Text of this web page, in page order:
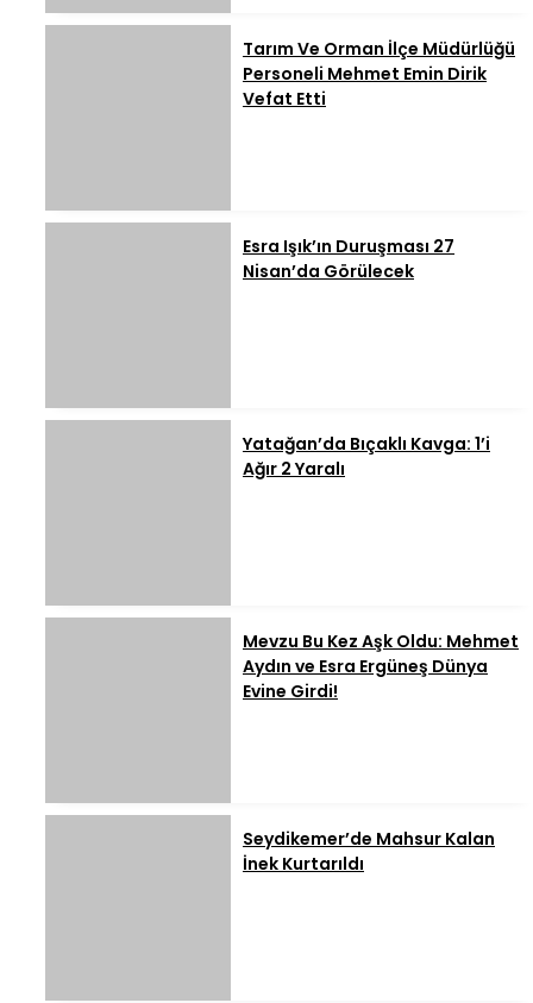
Tarım Ve Orman İlçe Müdürlüğü
Personeli Mehmet Emin Dirik
Vefat Etti
Esra Işık’ın Duruşması 27
Nisan’da Görülecek
Yatağan’da Bıçaklı Kavga: 1’i
Ağır 2 Yaralı
Mevzu Bu Kez Aşk Oldu: Mehmet
Aydın ve Esra Ergüneş Dünya
Evine Girdi!
Seydikemer’de Mahsur Kalan
İnek Kurtarıldı